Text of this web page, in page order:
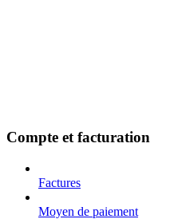
Compte et facturation
Factures
Moyen de paiement